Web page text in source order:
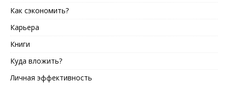
Как сэкономить?
Карьера
Книги
Куда вложить?
Личная эффективность